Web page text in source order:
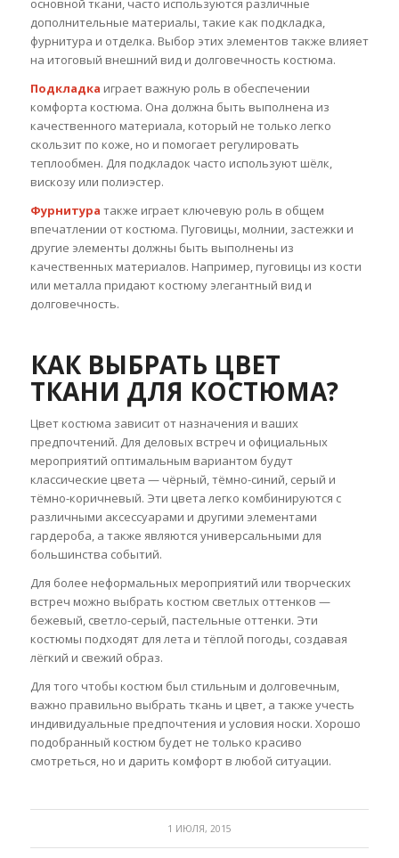
основной ткани, часто используются различные
дополнительные материалы, такие как подкладка,
фурнитура и отделка. Выбор этих элементов также влияет
на итоговый внешний вид и долговечность костюма.
Подкладка играет важную роль в обеспечении
комфорта костюма. Она должна быть выполнена из
качественного материала, который не только легко
скользит по коже, но и помогает регулировать
теплообмен. Для подкладок часто используют шёлк,
вискозу или полиэстер.
Фурнитура также играет ключевую роль в общем
впечатлении от костюма. Пуговицы, молнии, застежки и
другие элементы должны быть выполнены из
качественных материалов. Например, пуговицы из кости
или металла придают костюму элегантный вид и
долговечность.
КАК ВЫБРАТЬ ЦВЕТ
ТКАНИ ДЛЯ КОСТЮМА?
Цвет костюма зависит от назначения и ваших
предпочтений. Для деловых встреч и официальных
мероприятий оптимальным вариантом будут
классические цвета — чёрный, тёмно-синий, серый и
тёмно-коричневый. Эти цвета легко комбинируются с
различными аксессуарами и другими элементами
гардероба, а также являются универсальными для
большинства событий.
Для более неформальных мероприятий или творческих
встреч можно выбрать костюм светлых оттенков —
бежевый, светло-серый, пастельные оттенки. Эти
костюмы подходят для лета и тёплой погоды, создавая
лёгкий и свежий образ.
Для того чтобы костюм был стильным и долговечным,
важно правильно выбрать ткань и цвет, а также учесть
индивидуальные предпочтения и условия носки. Хорошо
подобранный костюм будет не только красиво
смотреться, но и дарить комфорт в любой ситуации.
1 ИЮЛЯ, 2015